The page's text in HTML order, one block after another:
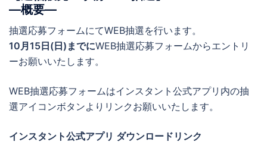
―概要―
抽選応募フォームにてWEB抽選を行います。
10月15日(日)までにWEB抽選応募フォームからエントリ
ーお願いいたします。
WEB抽選応募フォームはインスタント公式アプリ内の抽
選アイコンボタンよりリンクお願いいたします。
インスタント公式アプリ ダウンロードリンク